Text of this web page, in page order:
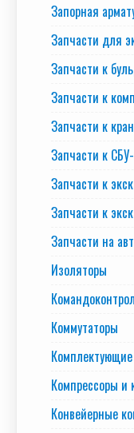
Запорная
Запчасти для
Запчасти к
Запчасти к
Запчасти к
Запчасти к
Запчасти к
Запчасти к
Запчасти на
Изоляторы
Коммутаторы
Комплектующие
Компрессоры и
Конвейерные